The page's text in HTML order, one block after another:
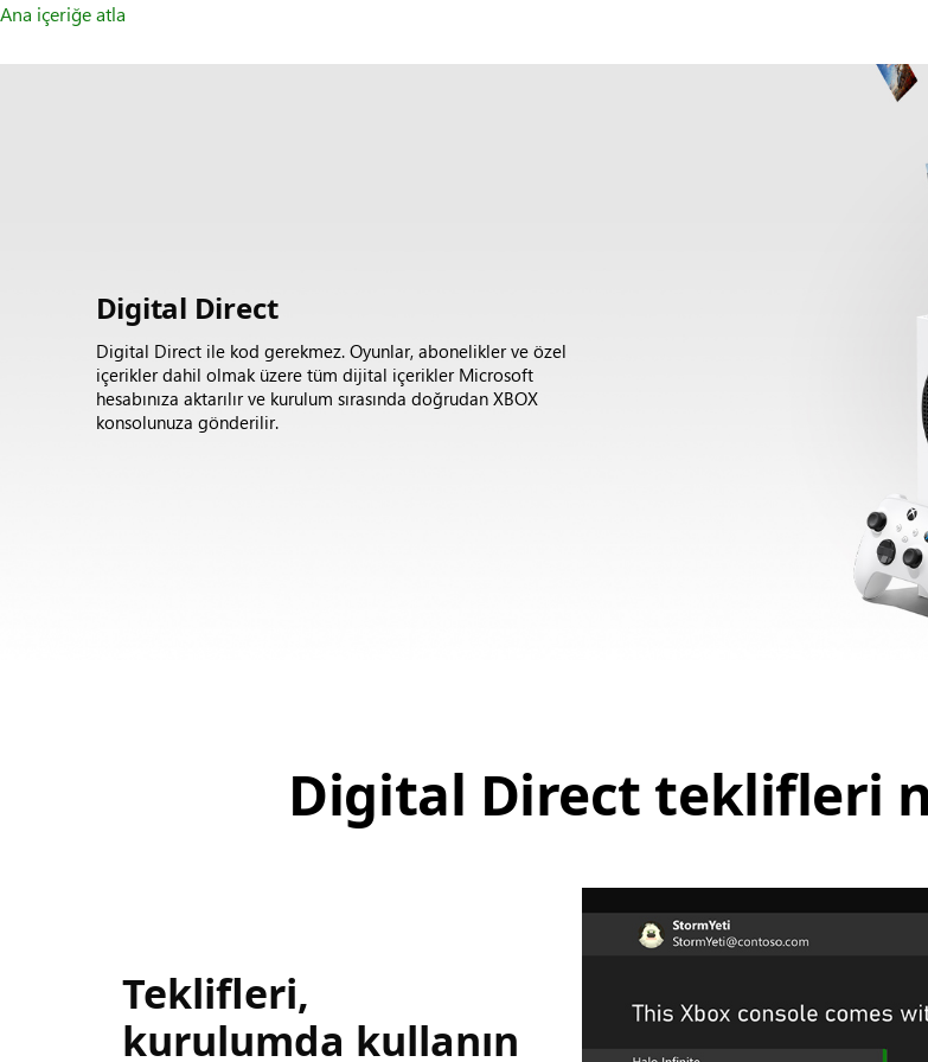
Ana içeriğe atla
Digital Direct
Digital Direct ile kod gerekmez. Oyunlar, abonelikler ve özel
içerikler dahil olmak üzere tüm dijital içerikler Microsoft
hesabınıza aktarılır ve kurulum sırasında doğrudan XBOX
konsolunuza gönderilir.
Digital Direct teklifleri
Teklifleri,
kurulumda kullanın